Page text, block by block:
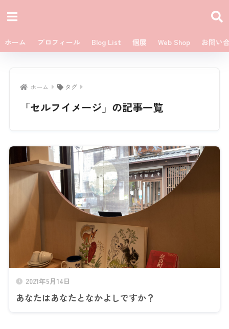
ホーム プロフィール Blog List 個展 Web Shop お問い
ホーム タグ
「セルフイメージ」の記事一覧
2021年5月14日
あなたはあなたとなかよしですか？